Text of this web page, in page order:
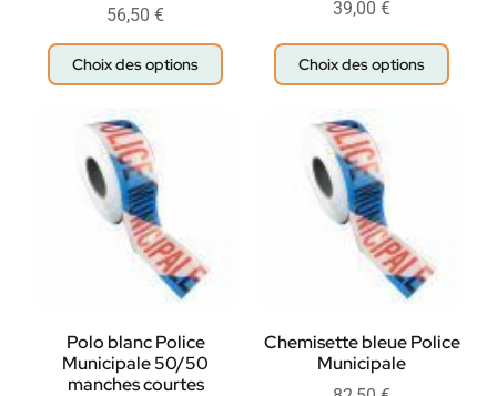
56,50 €
Choix des options
39,00 €
Choix des options
Polo blanc Police
Municipale 50/50
manches courtes
Chemisette bleue Police
Municipale